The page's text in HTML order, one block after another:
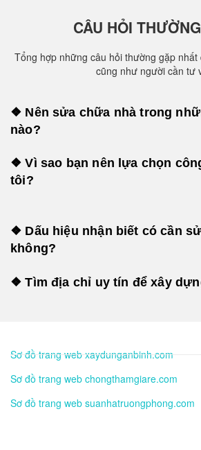
CÂU HỎI
Tổng hợp những câu hỏi thường gặp nhất
cũng như người cần tư
❖ Nên sửa chữa nhà trong
nào?
❖ Vì sao bạn nên lựa chọn
tôi?
❖ Dấu hiệu nhận biết có cần
không?
❖ Tìm địa chỉ uy tín để xây
Sơ đồ trang web xaydunganbinh.com
Sơ đồ trang web chongthamgiare.com
Sơ đồ trang web suanhatruongphong.com